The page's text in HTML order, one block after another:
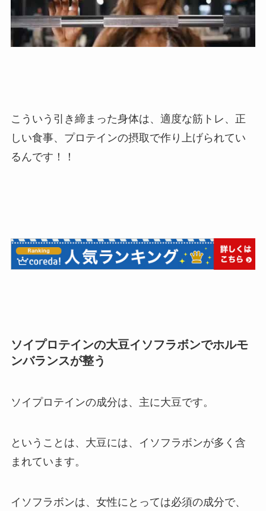
こういう引き締まった身体は、適度な筋トレ、正
しい食事、プロテインの摂取で作り上げられてい
るんです！！
ソイプロテインの大豆イソフラボンでホルモ
ンバランスが整う
ソイプロテインの成分は、主に大豆です。
ということは、大豆には、イソフラボンが多く含
まれています。
イソフラボンは、女性にとっては必須の成分で、